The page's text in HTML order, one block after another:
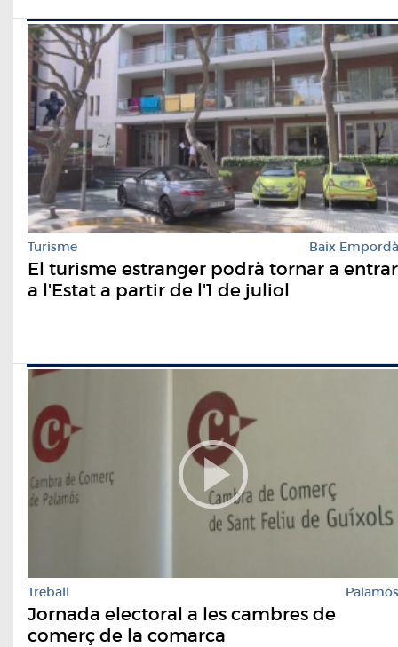
Turisme Baix Empordà
El turisme estranger podrà tornar a entrar
a l'Estat a partir de l'1 de juliol
Treball Palamós
Jornada electoral a les cambres de
comerç de la comarca